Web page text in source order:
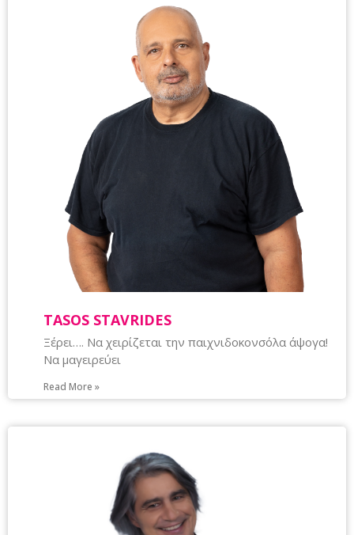
TASOS STAVRIDES
Ξέρει…. Να χειρίζεται την παιχνιδοκονσόλα άψογα!
Να μαγειρεύει
Read More »